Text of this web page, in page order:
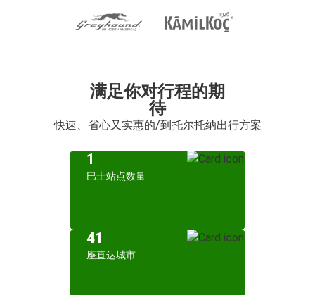
满足你对行程的期
待
快速、省心又实惠的/到托尔托纳出行方案
1
巴士站点数量
41
座直达城市